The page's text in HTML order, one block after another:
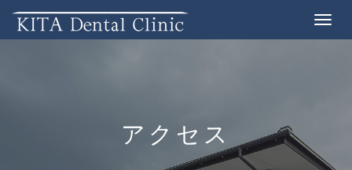
Toggle
アクセス